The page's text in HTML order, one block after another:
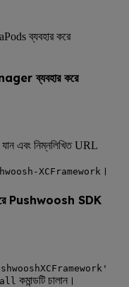
ব্যবহার করে
ব্যবহার করে
যান এবং নিম্নলিখিত URL
XCFramework ।
Pushwoosh SDK
কমান্ডটি চালান।